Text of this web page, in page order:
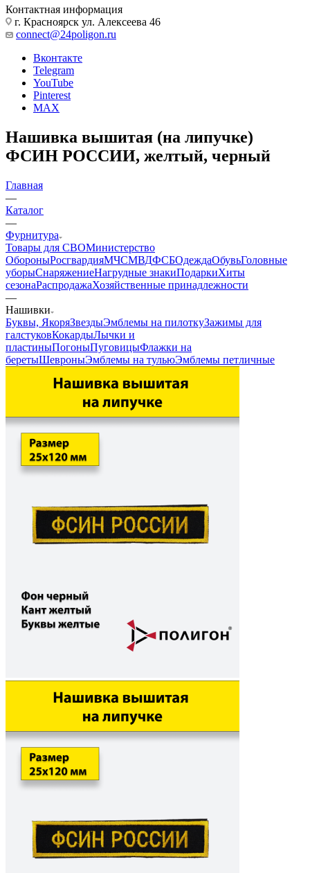
Контактная информация
г. Красноярск ул. Алексеева 46
connect@24poligon.ru
Вконтакте
Telegram
YouTube
Pinterest
MAX
Нашивка вышитая (на липучке)
ФСИН РОССИИ, желтый, черный
Главная
—
Каталог
—
Фурнитура
Товары для СВОМинистерство
ОбороныРосгвардияМЧСМВДФСБОдеждаОбувьГоловные
уборыСнаряжениеНагрудные знакиПодаркиХиты
сезонаРаспродажаХозяйственные принадлежности
—
Нашивки
Буквы, ЯкоряЗвездыЭмблемы на пилоткуЗажимы для
галстуковКокардыЛычки и
пластиныПогоныПуговицыФлажки на
беретыШевроныЭмблемы на тульюЭмблемы петличные